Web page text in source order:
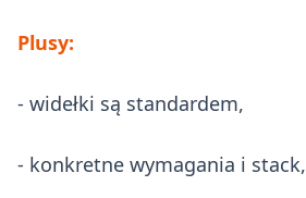
Plusy:
- widełki są standardem,
- konkretne wymagania i stack,